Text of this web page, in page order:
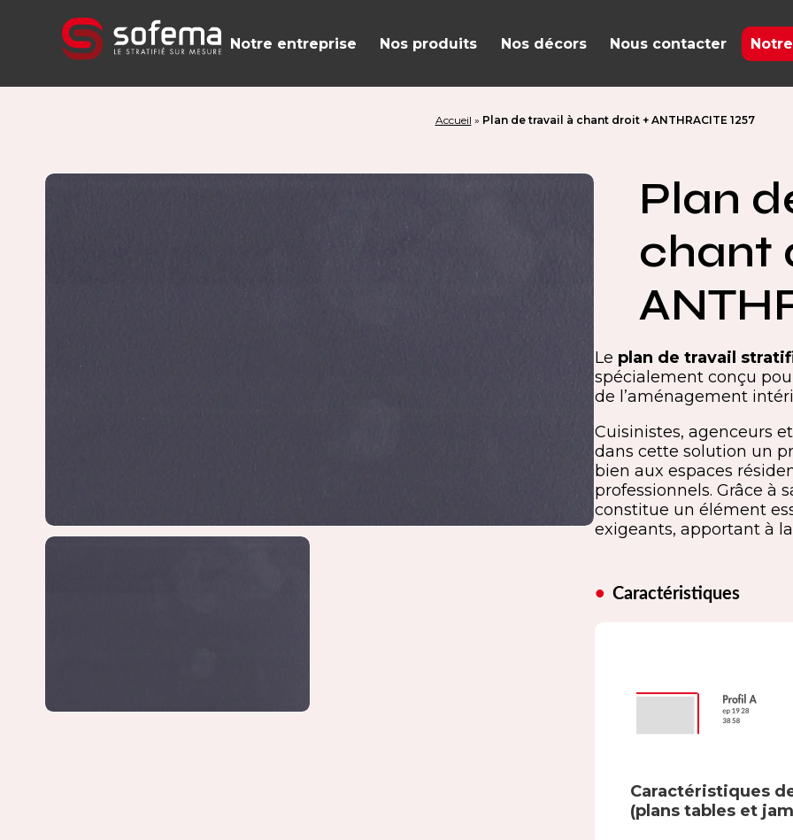
Notre entreprise Nos produits Nos décors Nous contacter
Accueil » Plan de travail à chant droit + ANTHRACITE 1257
Plan
chant
Le plan de travail
spécialement conçu
de l’aménagement
Cuisinistes, agenceurs
dans cette solution un
bien aux espaces
professionnels. Grâce à
constitue un élément
exigeants, apportant à
Caractéristiques
Caractéristiques
(plans tables et